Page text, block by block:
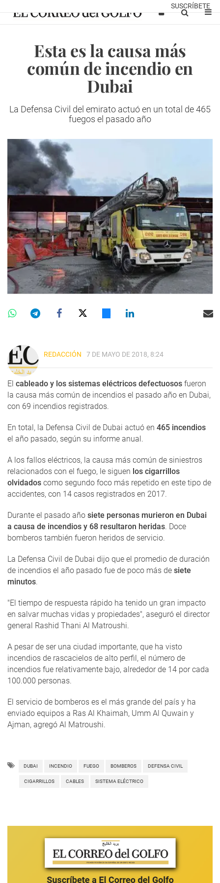
SUSCRÍBETE
Esta es la causa más
común de incendio en
Dubai
La Defensa Civil del emirato actuó en un total de 465
fuegos el pasado año
REDACCIÓN 7 DE MAYO DE 2018, 8:24
El cableado y los sistemas eléctricos defectuosos fueron
la causa más común de incendios el pasado año en Dubai,
con 69 incendios registrados.
En total, la Defensa Civil de Dubai actuó en 465 incendios
el año pasado, según su informe anual.
A los fallos eléctricos, la causa más común de siniestros
relacionados con el fuego, le siguen los cigarrillos
olvidados como segundo foco más repetido en este tipo de
accidentes, con 14 casos registrados en 2017.
Durante el pasado año siete personas murieron en Dubai
a causa de incendios y 68 resultaron heridas. Doce
bomberos también fueron heridos de servicio.
La Defensa Civil de Dubai dijo que el promedio de duración
de incendios el año pasado fue de poco más de siete
minutos.
"El tiempo de respuesta rápido ha tenido un gran impacto
en salvar muchas vidas y propiedades", aseguró el director
general Rashid Thani Al Matroushi.
A pesar de ser una ciudad importante, que ha visto
incendios de rascacielos de alto perfil, el número de
incendios fue relativamente bajo, alrededor de 14 por cada
100.000 personas.
El servicio de bomberos es el más grande del país y ha
enviado equipos a Ras Al Khaimah, Umm Al Quwain y
Ajman, agregó Al Matroushi.
DUBAI INCENDIO FUEGO BOMBEROS DEFENSA CIVIL
CIGARRILLOS CABLES SISTEMA ELÉCTRICO